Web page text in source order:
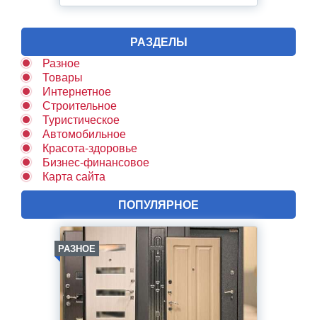
РАЗДЕЛЫ
Разное
Товары
Интернетное
Строительное
Туристическое
Автомобильное
Красота-здоровье
Бизнес-финансовое
Карта сайта
ПОПУЛЯРНОЕ
РАЗНОЕ